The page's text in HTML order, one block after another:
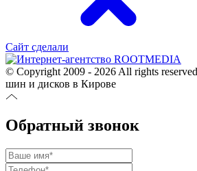
Сайт сделали
© Copyright 2009 - 2026 All rights
шин и дисков в Кирове
Обратный звонок